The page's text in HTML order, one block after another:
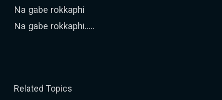
Na gabe rokkaphi
Na gabe rokkaphi…..
Related Topics